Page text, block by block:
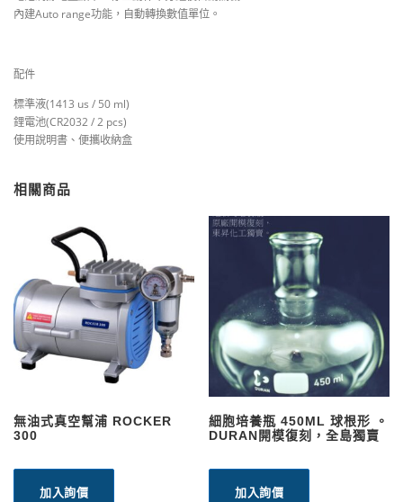
內建Auto range功能，自動轉換數值單位。
配件
標準液(1413 us / 50 ml)
鋰電池(CR2032 / 2 pcs)
使用說明書、便攜收納盒
相關商品
無油式真空幫浦 ROCKER
300
加入詢價
細胞培養瓶 450ML 球根形 。
DURAN開模復刻，全島獨賣
加入詢價